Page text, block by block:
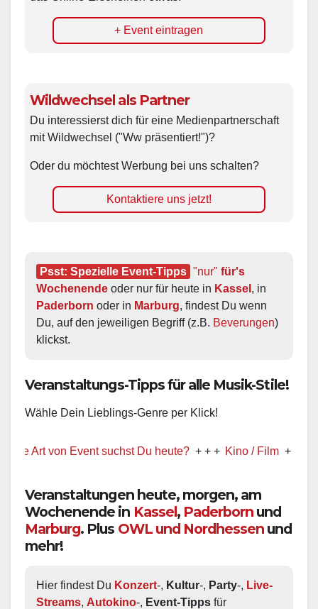
+ Event eintragen
Wildwechsel als Partner
Du interessierst dich für eine Medienpartnerschaft
mit Wildwechsel ("Ww präsentiert!")?
Oder du möchtest Werbung bei uns schalten?
Kontaktiere uns jetzt!
Psst: Spezielle Event-Tipps "nur" für's
Wochenende oder nur für heute in Kassel
Paderborn oder in Marburg, findest Du wenn
Du, auf den jeweiligen Begriff (z.B. Beverungen)
klickst.
Veranstaltungs-Tipps für alle Musik-Stile!
Wähle Dein Lieblings-Genre per Klick!
von Event suchst Du heute? + + + Kino / Film + + + Ww
Veranstaltungen heute, morgen, am
Wochenende in Kassel, Paderborn und
Marburg. Plus OWL und Nordhessen und
mehr!
Hier findest Du Konzert-, Kultur-, Party-, Live-
Streams, Autokino-, Event-Tipps